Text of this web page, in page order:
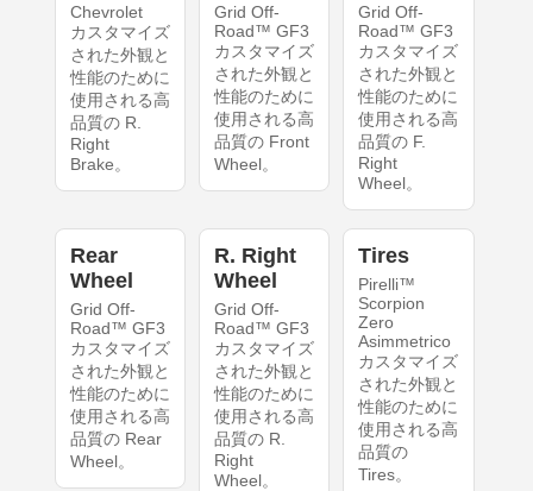
Chevrolet
カスタマイズ
された外観と
性能のために
使用される高
品質の R.
Right
Brake。
Grid Off-
Road™ GF3
カスタマイズ
された外観と
性能のために
使用される高
品質の Front
Wheel。
Grid Off-
Road™ GF3
カスタマイズ
された外観と
性能のために
使用される高
品質の F.
Right
Wheel。
Rear
Wheel
Grid Off-
Road™ GF3
カスタマイズ
された外観と
性能のために
使用される高
品質の Rear
Wheel。
R. Right
Wheel
Grid Off-
Road™ GF3
カスタマイズ
された外観と
性能のために
使用される高
品質の R.
Right
Wheel。
Tires
Pirelli™
Scorpion
Zero
Asimmetrico
カスタマイズ
された外観と
性能のために
使用される高
品質の
Tires。